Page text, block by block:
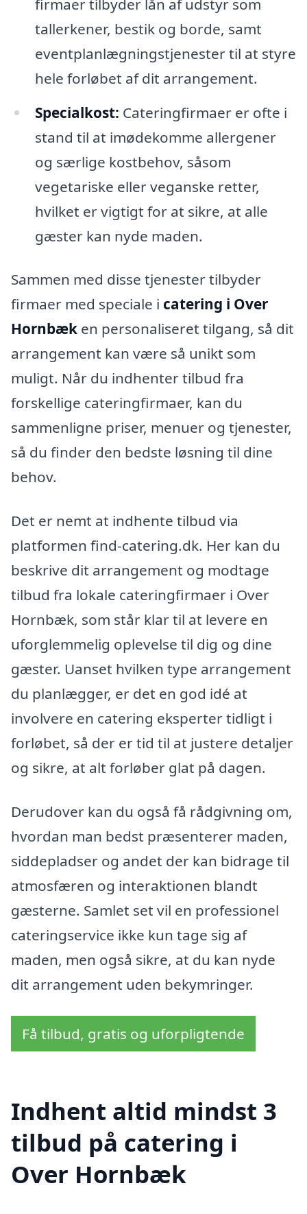
firmaer tilbyder lån af udstyr som
tallerkener, bestik og borde, samt
eventplanlægningstjenester til at styre
hele forløbet af dit arrangement.
Specialkost: Cateringfirmaer er ofte i
stand til at imødekomme allergener
og særlige kostbehov, såsom
vegetariske eller veganske retter,
hvilket er vigtigt for at sikre, at alle
gæster kan nyde maden.
Sammen med disse tjenester tilbyder
firmaer med speciale i catering i Over
Hornbæk en personaliseret tilgang, så dit
arrangement kan være så unikt som
muligt. Når du indhenter tilbud fra
forskellige cateringfirmaer, kan du
sammenligne priser, menuer og tjenester,
så du finder den bedste løsning til dine
behov.
Det er nemt at indhente tilbud via
platformen find-catering.dk. Her kan du
beskrive dit arrangement og modtage
tilbud fra lokale cateringfirmaer i Over
Hornbæk, som står klar til at levere en
uforglemmelig oplevelse til dig og dine
gæster. Uanset hvilken type arrangement
du planlægger, er det en god idé at
involvere en catering eksperter tidligt i
forløbet, så der er tid til at justere detaljer
og sikre, at alt forløber glat på dagen.
Derudover kan du også få rådgivning om,
hvordan man bedst præsenterer maden,
siddepladser og andet der kan bidrage til
atmosfæren og interaktionen blandt
gæsterne. Samlet set vil en professionel
cateringservice ikke kun tage sig af
maden, men også sikre, at du kan nyde
dit arrangement uden bekymringer.
Få tilbud, gratis og uforpligtende
Indhent altid mindst 3
tilbud på catering i
Over Hornbæk